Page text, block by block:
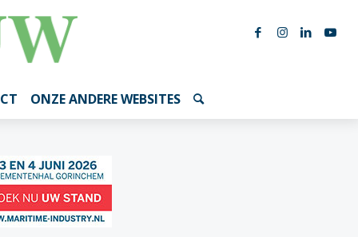
ONZE ANDERE WEBSITES